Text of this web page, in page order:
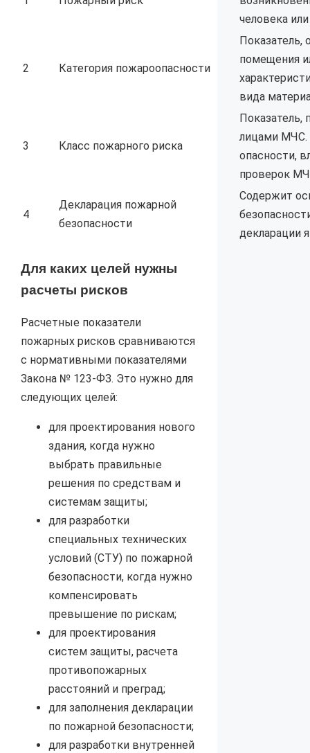
человека
2 Категория пожароопасности
помещения
вида
3 Класс пожарного риска
лицами МЧС.
опасности,
проверок
4
Декларация пожарной
безопасности
Содержит
декларации
Для каких целей нужны
расчеты рисков
Расчетные показатели
пожарных рисков сравниваются
с нормативными показателями
Закона № 123-ФЗ. Это нужно для
следующих целей:
для проектирования нового
здания, когда нужно
выбрать правильные
решения по средствам и
системам защиты;
для разработки
специальных технических
условий (СТУ) по пожарной
безопасности, когда нужно
компенсировать
превышение по рискам;
для проектирования
систем защиты, расчета
противопожарных
расстояний и преград;
для заполнения декларации
по пожарной безопасности;
для разработки внутренней